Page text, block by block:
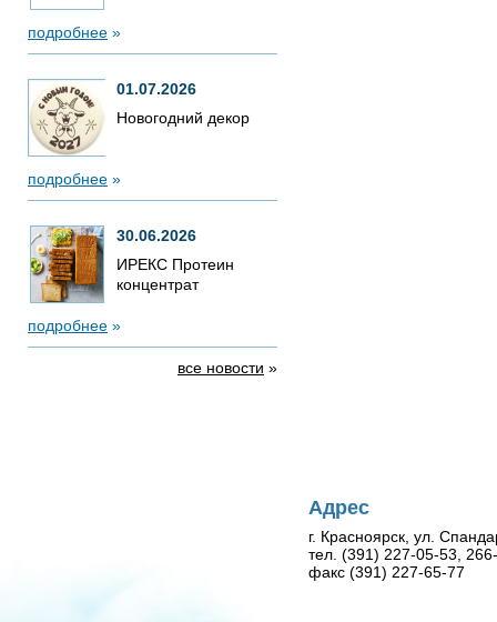
подробнее »
01.07.2026
Новогодний декор
подробнее »
30.06.2026
ИРЕКС Протеин
концентрат
подробнее »
все новости »
Адрес
г. Красноярск, ул.
тел. (391) 227-05-53,
факс (391) 227-65-77